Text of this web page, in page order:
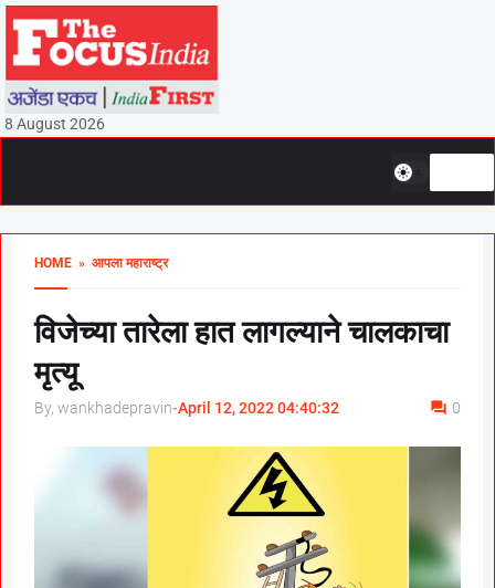
8 August 2026
HOME » आपला महाराष्ट्र
विजेच्या तारेला हात लागल्याने चालकाचा
मृत्यू
By, wankhadepravin-April 12, 2022 04:40:32 0